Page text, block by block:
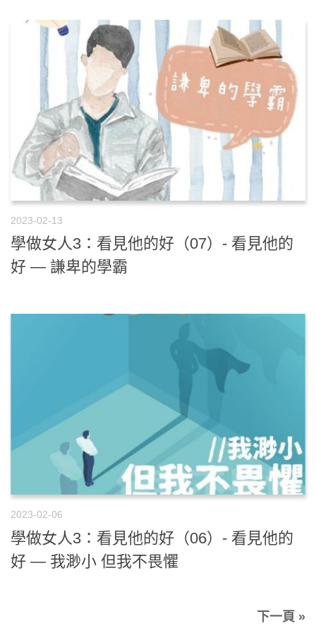
2023-02-13
學做女人3：看見他的好（07）- 看見他的
好 — 謙卑的學霸
2023-02-06
學做女人3：看見他的好（06）- 看見他的
好 — 我渺小 但我不畏懼
下一頁 »